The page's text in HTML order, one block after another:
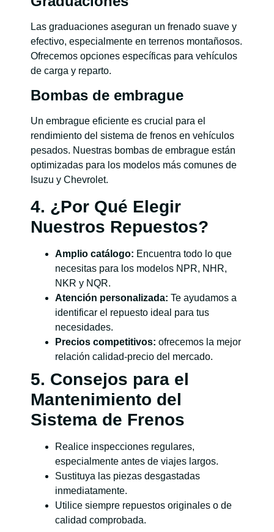
Las graduaciones aseguran un frenado suave y
efectivo, especialmente en terrenos montañosos.
Ofrecemos opciones específicas para vehículos
de carga y reparto.
Bombas de embrague
Un embrague eficiente es crucial para el
rendimiento del sistema de frenos en vehículos
pesados. Nuestras bombas de embrague están
optimizadas para los modelos más comunes de
Isuzu y Chevrolet.
4. ¿Por Qué Elegir
Nuestros Repuestos?
Amplio catálogo: Encuentra todo lo que
necesitas para los modelos NPR, NHR,
NKR y NQR.
Atención personalizada: Te ayudamos a
identificar el repuesto ideal para tus
necesidades.
Precios competitivos: ofrecemos la mejor
relación calidad-precio del mercado.
5. Consejos para el
Mantenimiento del
Sistema de Frenos
Realice inspecciones regulares,
especialmente antes de viajes largos.
Sustituya las piezas desgastadas
inmediatamente.
Utilice siempre repuestos originales o de
calidad comprobada.